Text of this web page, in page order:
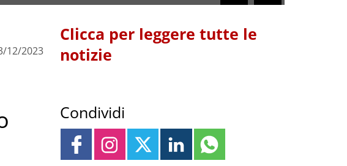
12/2023
Clicca per leggere tutte le
notizie
Condividi